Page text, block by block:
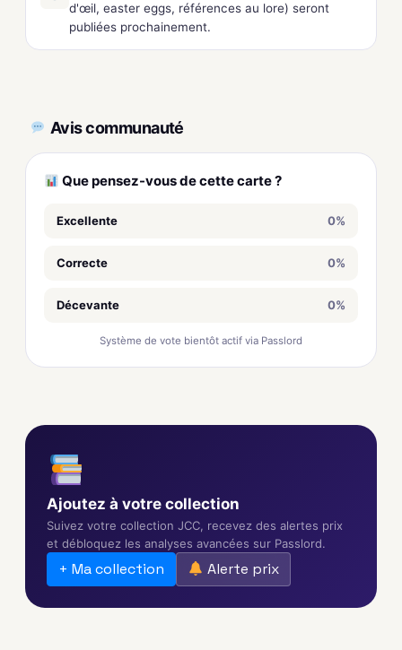
d'œil, easter eggs, références au lore) seront
publiées prochainement.
Avis communauté
Que pensez-vous de cette carte ?
Excellente 0%
Correcte 0%
Décevante 0%
Système de vote bientôt actif via Passlord
Ajoutez à votre collection
Suivez votre collection JCC, recevez des alertes prix
et débloquez les analyses avancées sur Passlord.
+ Ma collection Alerte prix